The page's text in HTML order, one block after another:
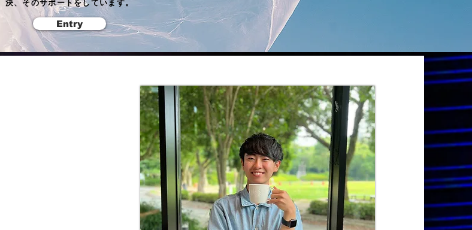
Entry
決、そのサポートをしています。